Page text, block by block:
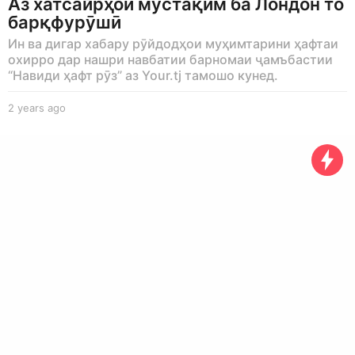
барқфурӯшӣ
Ин ва дигар хабару рӯйдодҳои муҳимтарини ҳафтаи
охирро дар нашри навбатии барномаи ҷамъбастии
“Навиди ҳафт рӯз” аз Your.tj тамошо кунед.
2 years ago